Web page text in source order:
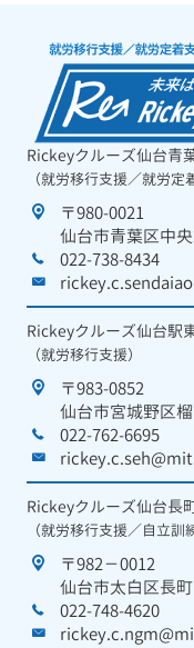
Rickeyクルーズ仙台青
（就労移行支援／就労定
〒980-0021
仙台市青葉区中
022-738-8434
Rickeyクルーズ仙台駅
（就労移行支援）
〒983-0852
仙台市宮城野区
022-762-6695
Rickeyクルーズ仙台長
（就労移行支援／自立訓
〒982－0012
仙台市太白区長
022-748-4620